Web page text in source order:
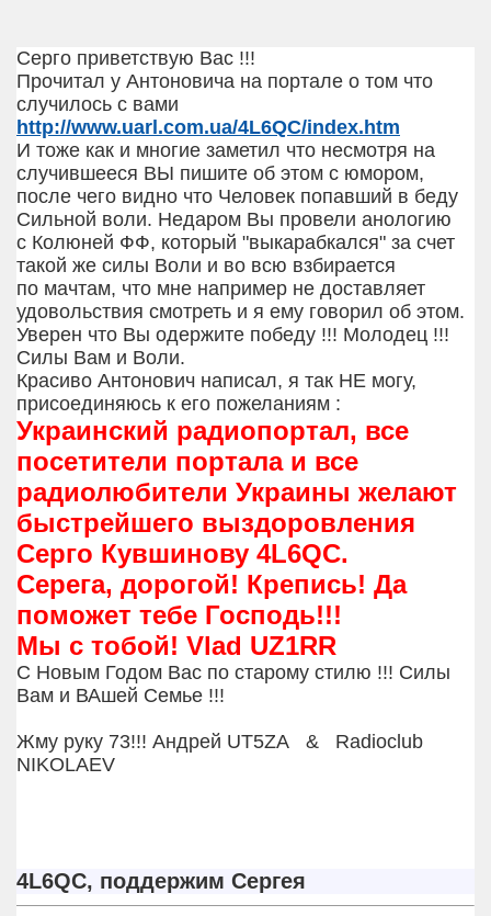
Серго приветствую Вас !!!
Прочитал у Антоновича на портале о том что
случилось с вами
http://www.uarl.com.ua/4L6QC/index.htm
И тоже как и многие заметил что несмотря на
случившееся ВЫ пишите об этом с юмором,
после чего видно что Человек попавший в беду
Сильной воли. Недаром Вы провели анологию
с Колюней ФФ, который "выкарабкался" за счет
такой же силы Воли и во всю взбирается
по мачтам, что мне например не доставляет
удовольствия смотреть и я ему говорил об этом.
Уверен что Вы одержите победу !!! Молодец !!!
Силы Вам и Воли.
Красиво Антонович написал, я так НЕ могу,
присоединяюсь к его пожеланиям :
Украинский радиопортал, все
посетители портала и все
радиолюбители Украины желают
быстрейшего выздоровления
Серго Кувшинову 4L6QC.
Серега, дорогой! Крепись! Да
поможет тебе Господь!!!
Мы с тобой! Vlad UZ1RR
С Новым Годом Вас по старому стилю !!! Силы
Вам и ВАшей Семье !!!
Жму руку 73!!! Андрей UT5ZA & Radioclub
NIKOLAEV
4L6QC, поддержим Сергея